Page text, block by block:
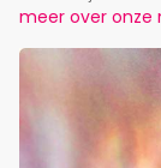
meer over onze